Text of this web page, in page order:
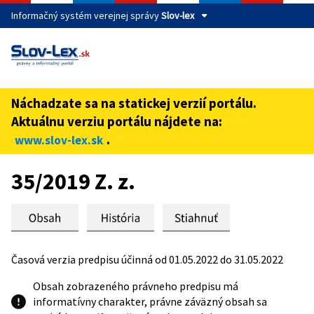
Informačný systém verejnej správySlov-lex
Táto stránka je zabezpečená
cez zabezpečenú webovú stránku verejnej správy SR.
Zabezpečená stránka vždy začína https:// pred názvom
domény webového sídla.
Náchadzate sa na statickej verzií portálu.
Aktuálnu verziu portálu nájdete na:
www.slov-lex.sk .
Preskoč na obsah
35/2019 Z. z.
Časová verzia predpisu účinná od 01.05.2022 do 31.05.2022
Obsah zobrazeného právneho predpisu má
informatívny charakter, právne záväzný obsah sa